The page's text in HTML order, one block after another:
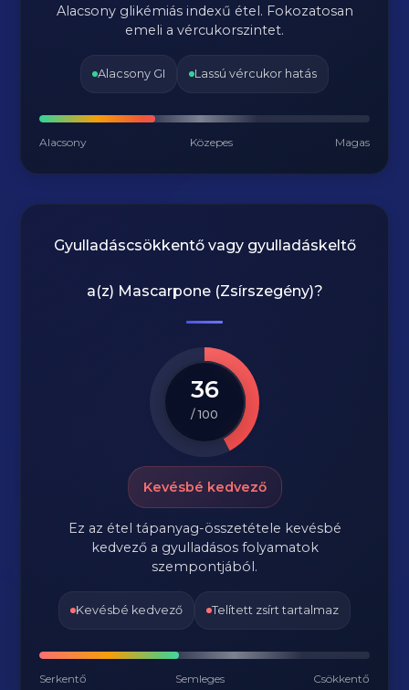
Alacsony glikémiás indexű étel. Fokozatosan
emeli a vércukorszintet.
Alacsony GI Lassú vércukor hatás
Alacsony Közepes Magas
Gyulladáscsökkentő vagy gyulladáskeltő
a(z) Mascarpone (Zsírszegény)?
36
/ 100
Kevésbé kedvező
Ez az étel tápanyag-összetétele kevésbé
kedvező a gyulladásos folyamatok
szempontjából.
Kevésbé kedvező Telített zsírt tartalmaz
Serkentő Semleges Csökkentő